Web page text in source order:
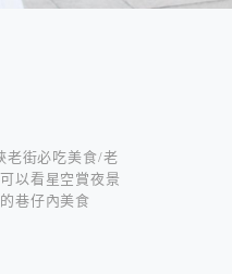
老街必吃美食/老
以看星空賞夜景
巷仔內美食